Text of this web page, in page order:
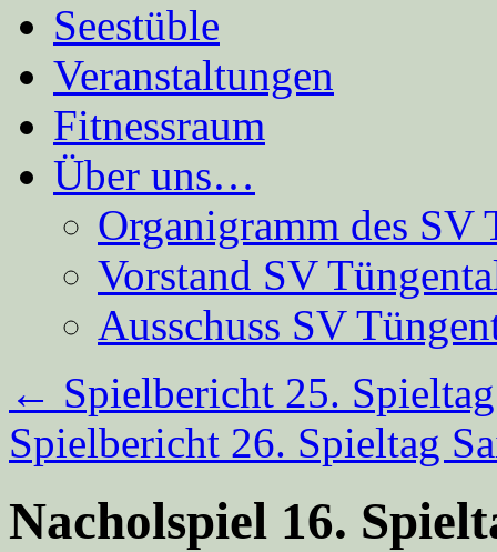
Seestüble
Veranstaltungen
Fitnessraum
Über uns…
Organigramm des SV
Vorstand SV
Ausschuss SV
← Spielbericht 25.
Spielbericht 26. Spieltag
Nacholspiel 16.